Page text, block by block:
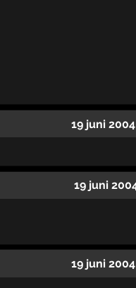
19 juni
19 juni
19 juni